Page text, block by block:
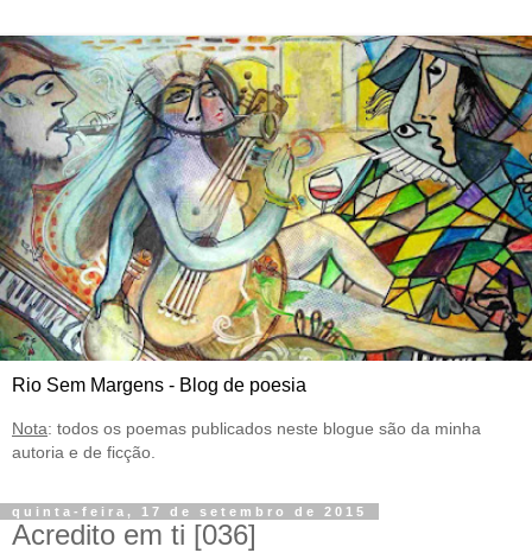
Rio Sem Margens - Blog de poesia
Nota: todos os poemas publicados neste blogue são da minha
autoria e de ficção.
quinta-feira, 17 de setembro de 2015
Acredito em ti [036]